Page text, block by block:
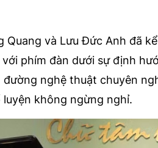
và Lưu Đức Anh đã
phím đàn dưới sự định
nghệ thuật chuyên
không ngừng nghỉ.